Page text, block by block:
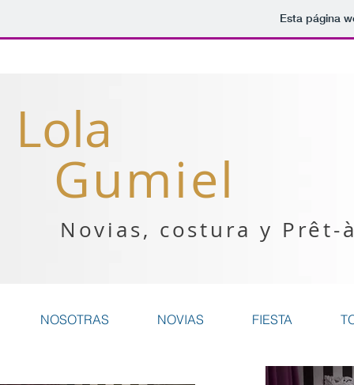
Esta página
Lola
Gumiel
Novias, costura y
NOSOTRAS NOVIAS FIESTA